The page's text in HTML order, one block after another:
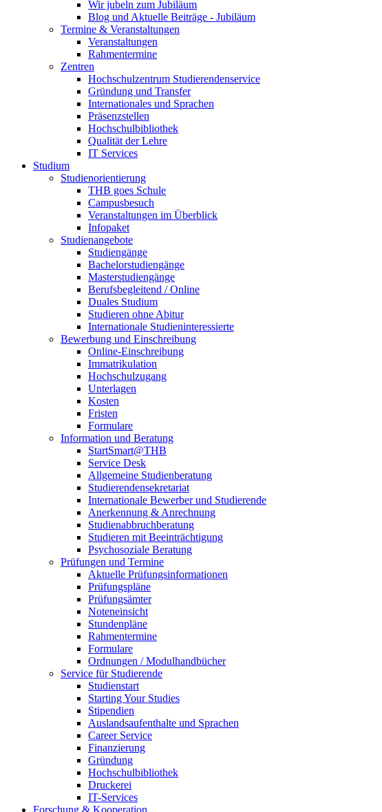
Wir jubeln zum Jubiläum
Blog und Aktuelle Beiträge - Jubiläum
Termine & Veranstaltungen
Veranstaltungen
Rahmentermine
Zentren
Hochschulzentrum Studierendenservice
Gründung und Transfer
Internationales und Sprachen
Präsenzstellen
Hochschulbibliothek
Qualität der Lehre
IT Services
Studium
Studienorientierung
THB goes Schule
Campusbesuch
Veranstaltungen im Überblick
Infopaket
Studienangebote
Studiengänge
Bachelorstudiengänge
Masterstudiengänge
Berufsbegleitend / Online
Duales Studium
Studieren ohne Abitur
Internationale Studieninteressierte
Bewerbung und Einschreibung
Online-Einschreibung
Immatrikulation
Hochschulzugang
Unterlagen
Kosten
Fristen
Formulare
Information und Beratung
StartSmart@THB
Service Desk
Allgemeine Studienberatung
Studierendensekretariat
Internationale Bewerber und Studierende
Anerkennung & Anrechnung
Studienabbruchberatung
Studieren mit Beeinträchtigung
Psychosoziale Beratung
Prüfungen und Termine
Aktuelle Prüfungsinformationen
Prüfungspläne
Prüfungsämter
Noteneinsicht
Stundenpläne
Rahmentermine
Formulare
Ordnungen / Modulhandbücher
Service für Studierende
Studienstart
Starting Your Studies
Stipendien
Auslandsaufenthalte und Sprachen
Career Service
Finanzierung
Gründung
Hochschulbibliothek
Druckerei
IT-Services
Forschung & Kooperation